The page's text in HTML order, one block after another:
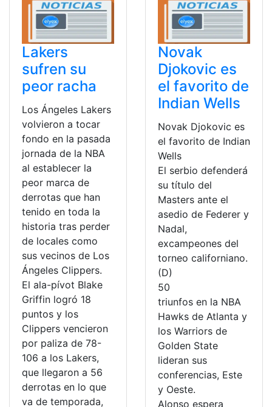
Lakers
sufren su
peor racha
Los Ángeles Lakers
volvieron a tocar
fondo en la pasada
jornada de la NBA
al establecer la
peor marca de
derrotas que han
tenido en toda la
historia tras perder
de locales como
sus vecinos de Los
Ángeles Clippers.
El ala-pívot Blake
Griffin logró 18
puntos y los
Clippers vencieron
por paliza de 78-
106 a los Lakers,
que llegaron a 56
derrotas en lo que
va de temporada,
Novak
Djokovic es
el favorito de
Indian Wells
Novak Djokovic es
el favorito de Indian
Wells
El serbio defenderá
su título del
Masters ante el
asedio de Federer y
Nadal,
excampeones del
torneo californiano.
(D)
50
triunfos en la NBA
Hawks de Atlanta y
los Warriors de
Golden State
lideran sus
conferencias, Este
y Oeste.
Alonso espera